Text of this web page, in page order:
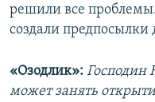
решили все
создали
«Озодлик»: Господин
может занять